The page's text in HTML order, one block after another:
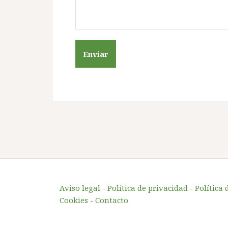
Aviso legal - Política de privacidad - Política
Cookies - Contacto